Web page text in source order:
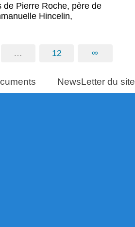
de Pierre Roche, père de
Hincelin,
… 12 ∞
NewsLetter du site